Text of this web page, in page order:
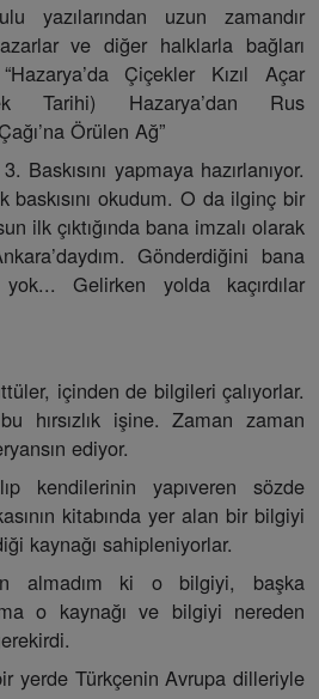
yazılarından uzun zamandır
ve diğer halklarla bağları
Çiçekler Kızıl Açar
Tarihi) Hazarya’dan Rus
Örülen Ağ”
yapmaya hazırlanıyor.
okudum. O da ilginç bir
ilk çıktığında bana imzalı olarak
Gönderdiğini bana
Gelirken yolda kaçırdılar
içinden de bilgileri çalıyorlar.
hırsızlık işine. Zaman zaman
ediyor.
kendilerinin yapıveren sözde
kitabında yer alan bir bilgiyi
kaynağı sahipleniyorlar.
almadım ki o bilgiyi, başka
o kaynağı ve bilgiyi nereden
yerde Türkçenin Avrupa dilleriyle